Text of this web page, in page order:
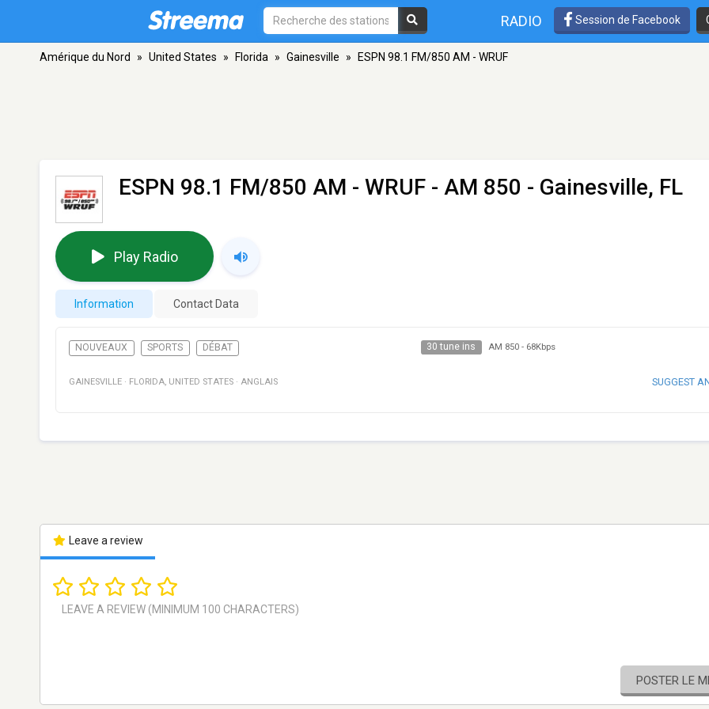
RADIO Session de Facebook
Amérique du Nord » United States » Florida » Gainesville » ESPN 98.1 FM/850 AM - WRUF
ESPN 98.1 FM/850 AM - WRUF - AM 850 - Gainesville, FL
Play Radio
Information Contact Data
NOUVEAUX SPORTS DÉBAT 30 tune ins AM 850- 68Kbps
GAINESVILLE · FLORIDA, UNITED STATES · ANGLAIS SUGGEST
Leave a review
POSTER LE